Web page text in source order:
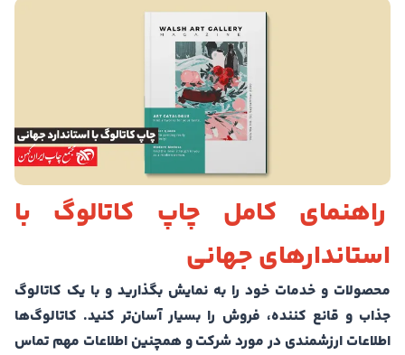
راهنمای کامل چاپ کاتالوگ با
استاندارهای جهانی
محصولات و خدمات خود را به نمایش بگذارید و با یک کاتالوگ
جذاب و قانع کننده، فروش را بسیار آسان‌تر کنید. کاتالوگ‌ها
اطلاعات ارزشمندی در مورد شرکت و همچنین اطلاعات مهم تماس